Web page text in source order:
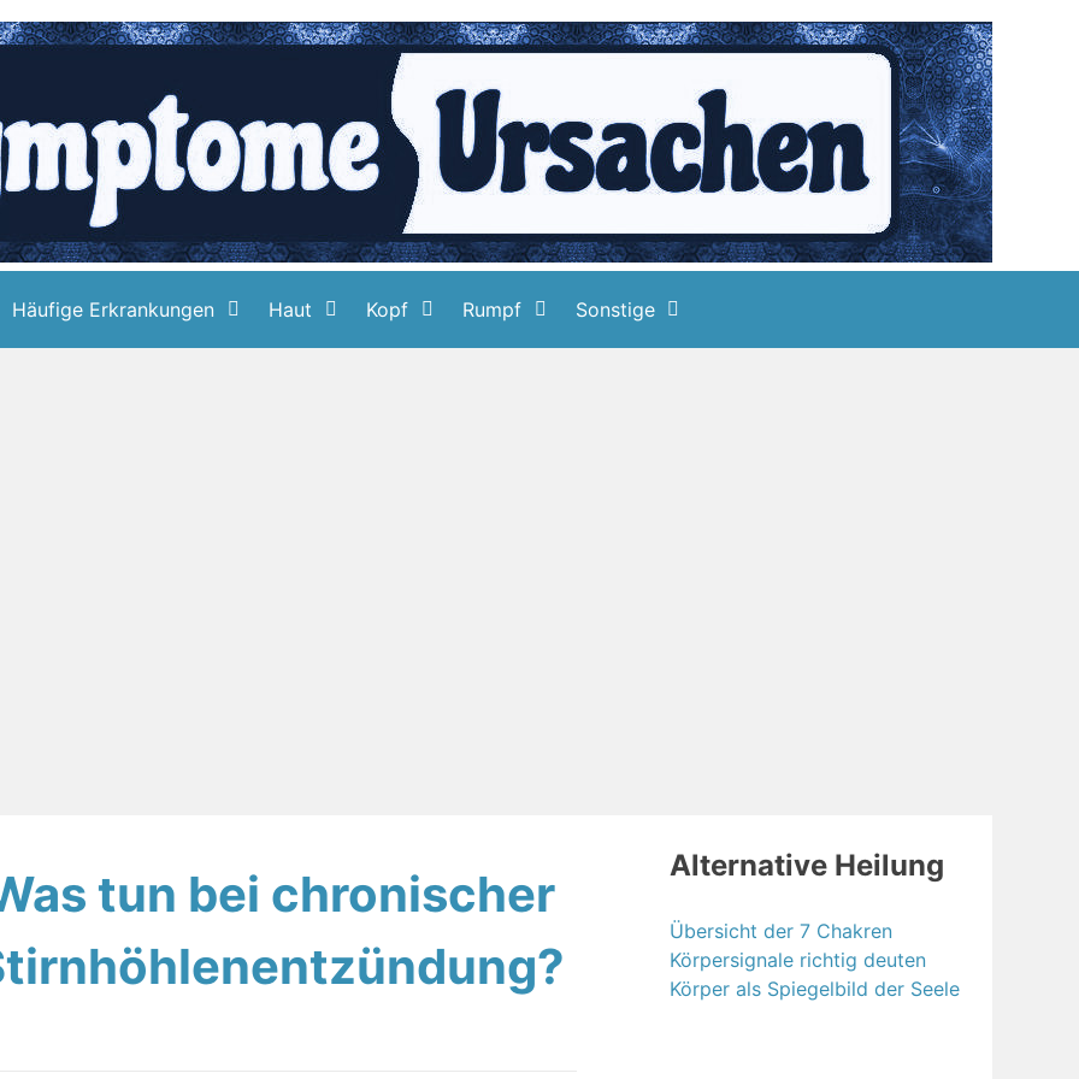
Häufige Erkrankungen Haut Kopf Rumpf Sonstige
tun bei chronischer
Alternative Heilung
Übersicht der 7 Chakren
Körpersignale richtig deuten
Körper als Spiegelbild der Seele